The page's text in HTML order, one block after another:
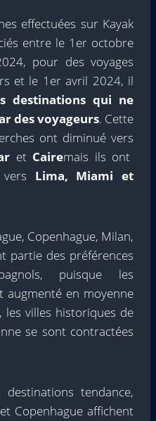
effectuées sur Kayak
entre le 1er octobre
pour des voyages
et le 1er avril 2024, il
qui ne
des voyageurs. Cette
ont diminué vers
etCairemais ils ont
Lima, Miami et
Copenhague, Milan,
partie des préférences
puisque les
augmenté en moyenne
villes historiques de
se sont contractées
tendance,
Copenhague affichent